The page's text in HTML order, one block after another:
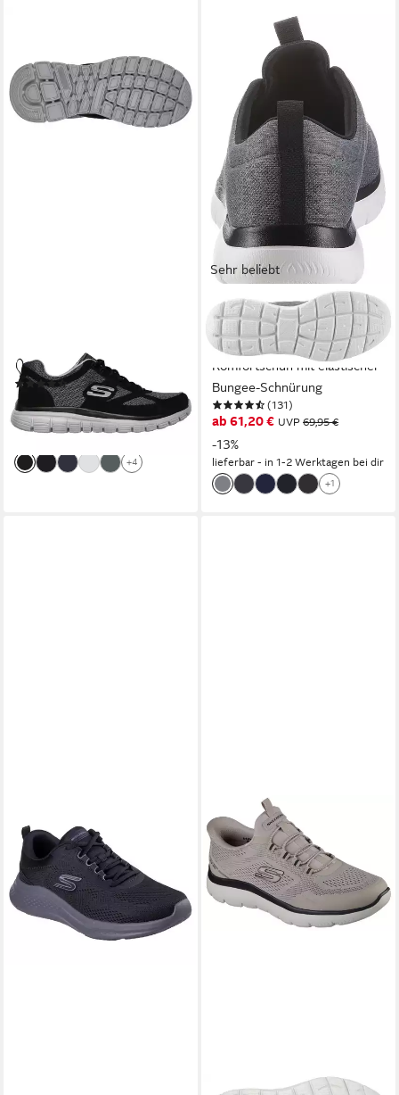
Memory Foam
(122)
ab 39,94 € UVP54,95 €
-27%
+4
Sehr beliebt
SKECHERS
SUMMITS Slip-On Sneaker
Freizeitschuh, Slipper,
Komfortschuh mit elastischer
Bungee-Schnürung
(131)
ab 61,20 € UVP 69,95 €
-13%
lieferbar - in 1-2 Werktagen bei dir
+1